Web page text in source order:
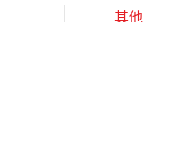
其他